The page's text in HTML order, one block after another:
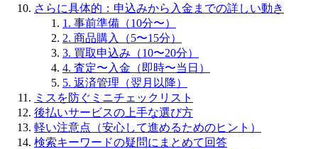
さらに具体的：申込みから入金までの詳しい動き
1. 事前準備（10分〜）
2. 商品購入（5〜15分）
3. 買取申込み（10〜20分）
4. 査定〜入金（即時〜当日）
5. 返済管理（翌月以降）
ミスを防ぐミニチェックリスト
後払いサービスの上手な選び方
軽い注意点（安心して進めるためのヒント）
検索キーワードの疑問にまとめて回答